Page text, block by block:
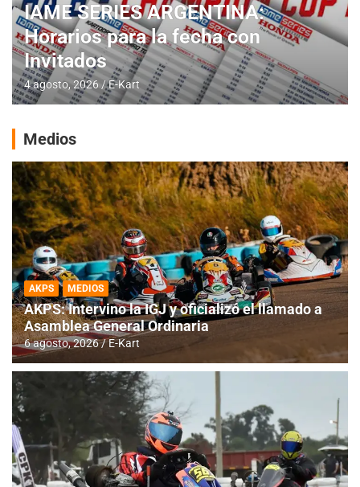
IAME SERIES ARGENTINA:
Horarios para la fecha con
Invitados
4 agosto, 2026 E-Kart
Medios
AKPS MEDIOS
AKPS: Intervino la IGJ y oficializó el llamado a
Asamblea General Ordinaria
6 agosto, 2026 E-Kart